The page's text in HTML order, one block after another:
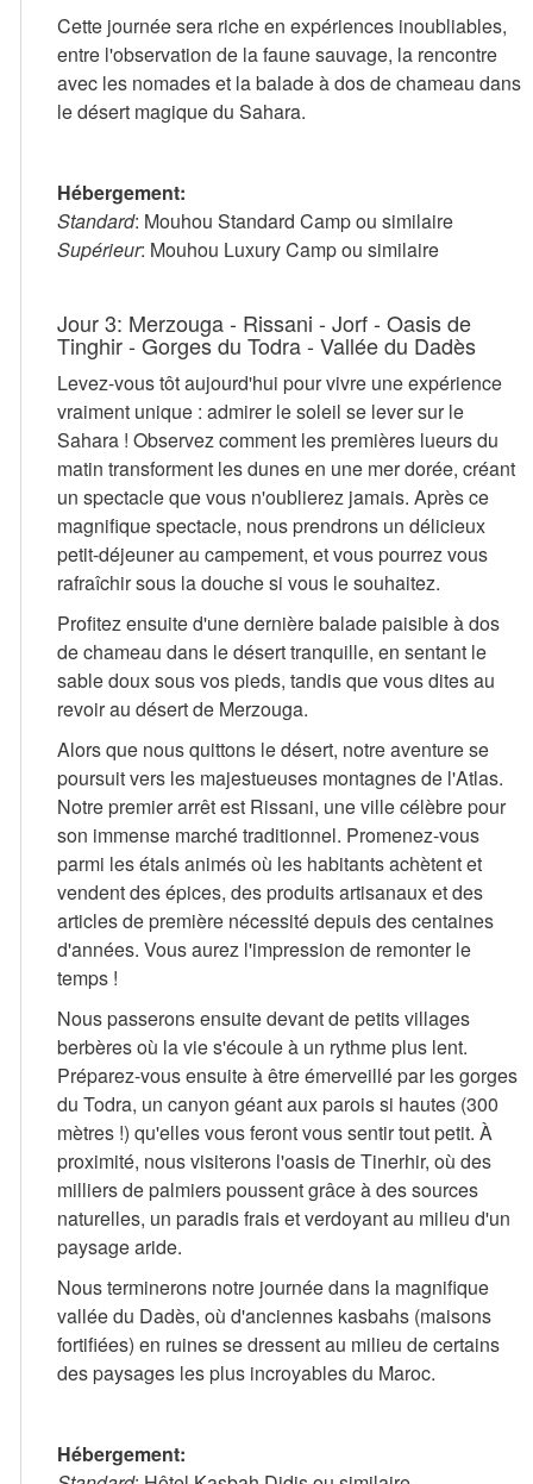
Cette journée sera riche en expériences inoubliables,
entre l'observation de la faune sauvage, la rencontre
avec les nomades et la balade à dos de chameau dans
le désert magique du Sahara.
Hébergement:
Standard: Mouhou Standard Camp ou similaire
Supérieur: Mouhou Luxury Camp ou similaire
Jour 3: Merzouga - Rissani - Jorf - Oasis de
Tinghir - Gorges du Todra - Vallée du Dadès
Levez-vous tôt aujourd'hui pour vivre une expérience
vraiment unique : admirer le soleil se lever sur le
Sahara ! Observez comment les premières lueurs du
matin transforment les dunes en une mer dorée, créant
un spectacle que vous n'oublierez jamais. Après ce
magnifique spectacle, nous prendrons un délicieux
petit-déjeuner au campement, et vous pourrez vous
rafraîchir sous la douche si vous le souhaitez.
Profitez ensuite d'une dernière balade paisible à dos
de chameau dans le désert tranquille, en sentant le
sable doux sous vos pieds, tandis que vous dites au
revoir au désert de Merzouga.
Alors que nous quittons le désert, notre aventure se
poursuit vers les majestueuses montagnes de l'Atlas.
Notre premier arrêt est Rissani, une ville célèbre pour
son immense marché traditionnel. Promenez-vous
parmi les étals animés où les habitants achètent et
vendent des épices, des produits artisanaux et des
articles de première nécessité depuis des centaines
d'années. Vous aurez l'impression de remonter le
temps !
Nous passerons ensuite devant de petits villages
berbères où la vie s'écoule à un rythme plus lent.
Préparez-vous ensuite à être émerveillé par les gorges
du Todra, un canyon géant aux parois si hautes (300
mètres !) qu'elles vous feront vous sentir tout petit. À
proximité, nous visiterons l'oasis de Tinerhir, où des
milliers de palmiers poussent grâce à des sources
naturelles, un paradis frais et verdoyant au milieu d'un
paysage aride.
Nous terminerons notre journée dans la magnifique
vallée du Dadès, où d'anciennes kasbahs (maisons
fortifiées) en ruines se dressent au milieu de certains
des paysages les plus incroyables du Maroc.
Hébergement: